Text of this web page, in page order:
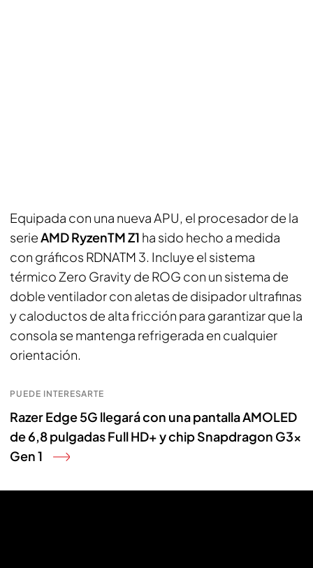
Equipada con una nueva APU, el procesador de la
serieAMD RyzenTM Z1 ha sido hecho a medida
con gráficos RDNATM 3. Incluye el sistema
térmico Zero Gravity de ROG con un sistema de
doble ventilador con aletas de disipador ultrafinas
y caloductos de alta fricción para garantizar que la
consola se mantenga refrigerada en cualquier
orientación.
PUEDE INTERESARTE
Razer Edge 5G llegará con una pantalla AMOLED
de 6,8 pulgadas Full HD+ y chip Snapdragon G3x
Gen 1